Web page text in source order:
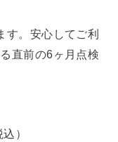
す。安心してご利
直前の6ヶ月点検
）